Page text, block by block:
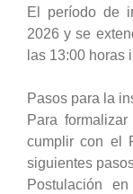
El período de
2026 y se
las 13:00 horas
Pasos para la
Para
cumplir con el
siguientes
Postulación